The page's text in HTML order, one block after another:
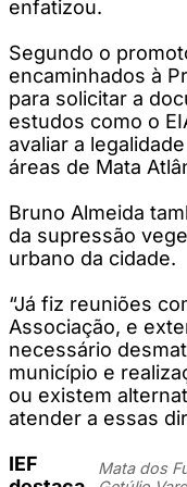
enfatizou.
Segundo o
encaminhados à
para solicitar a
estudos como o
avaliar a
áreas de Mata
Bruno Almeida
da supressão
urbano da cidade.
“Já fiz reuniões
Associação, e
necessário
município e
ou existem
atender a essas
Mata dos
IEF